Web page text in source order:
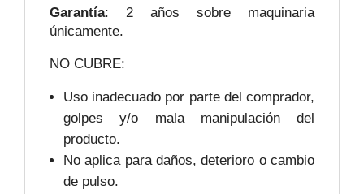
Garantía: 2 años sobre maquinaria
únicamente.
NO CUBRE:
Uso inadecuado por parte del comprador,
golpes y/o mala manipulación del
producto.
No aplica para daños, deterioro o cambio
de pulso.